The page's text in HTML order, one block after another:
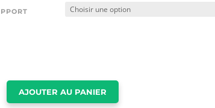
AJOUTER AU PANIER